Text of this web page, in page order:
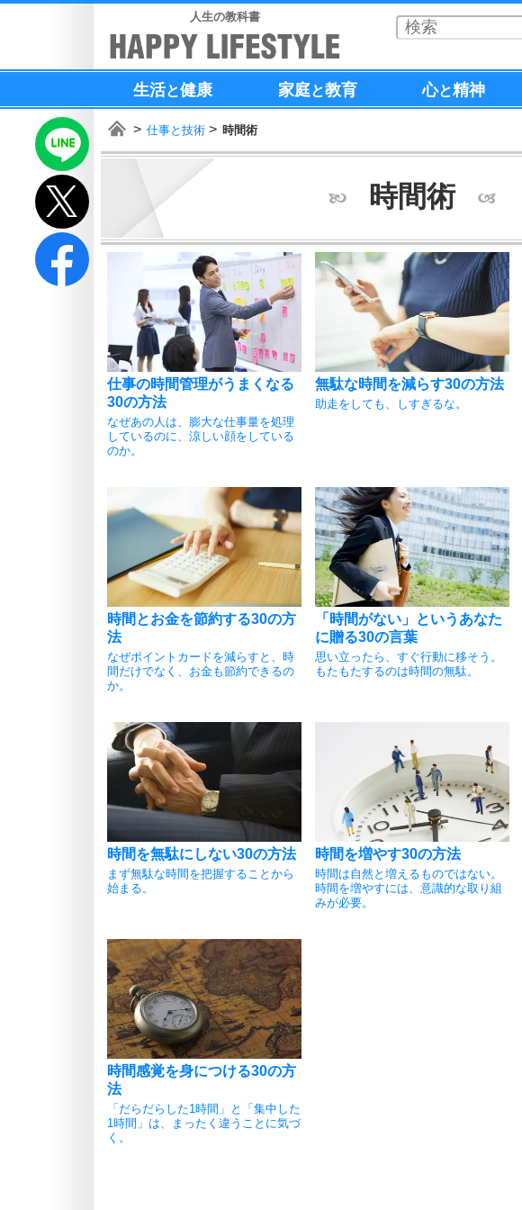
人生の教科書
生活と健康 家庭と教育 心と精神
仕事と技術 時間術
時間術
仕事の時間管理がうまくなる
30の方法
なぜあの人は、膨大な仕事量を処理
しているのに、涼しい顔をしている
のか。
無駄な時間を減らす30の方法
助走をしても、しすぎるな。
時間とお金を節約する30の方
法
なぜポイントカードを減らすと、時
間だけでなく、お金も節約できるの
か。
「時間がない」というあなた
に贈る30の言葉
思い立ったら、すぐ行動に移そう。
もたもたするのは時間の無駄。
時間を無駄にしない30の方法
まず無駄な時間を把握することから
始まる。
時間を増やす30の方法
時間は自然と増えるものではない。
時間を増やすには、意識的な取り組
みが必要。
時間感覚を身につける30の方
法
「だらだらした1時間」と「集中した
1時間」は、まったく違うことに気づ
く。